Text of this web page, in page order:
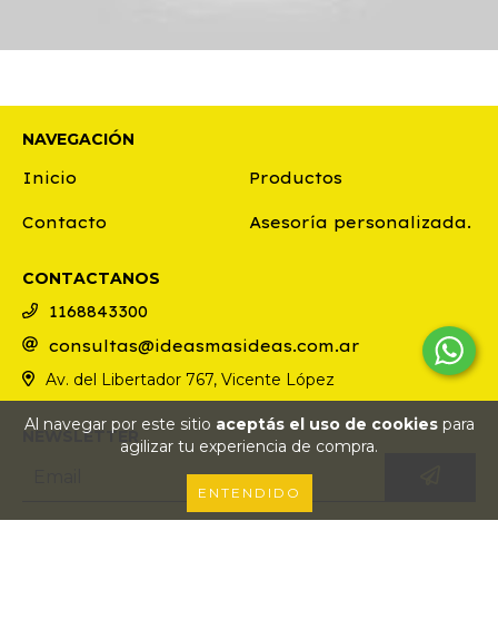
Al navegar por este sitio aceptás el uso de cookiespara
agilizar tu experiencia de compra.
ENTENDIDO
NAVEGACIÓN
Inicio
Productos
Contacto Asesoría personalizada.
CONTACTANOS
1168843300
consultas@ideasmasideas.com.ar
Av. del Libertador 767, Vicente López
NEWSLETTER